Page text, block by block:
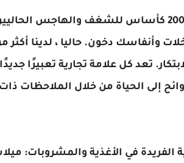
بدأت مجموعة محمد هلال بتصورها في عام 2001 كأساس للشغف
تعد كل علامة تجارية تعبيرًا
إلى الحياة من خلال الملاحظات ذات
الفريدة في الأغذية والمشروبات: